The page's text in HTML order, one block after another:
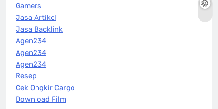
Gamers
Jasa Artikel
Jasa Backlink
Agen234
Agen234
Agen234
Resep
Cek Ongkir Cargo
Download Film